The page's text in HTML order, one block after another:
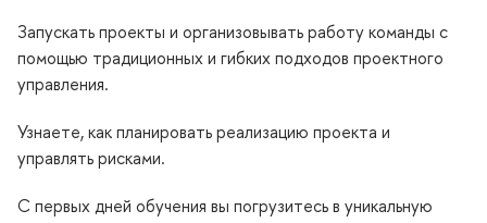
Запускать проекты и организовывать работу команды с
помощью традиционных и гибких подходов проектного
управления.
Узнаете, как планировать реализацию проекта и
управлять рисками.
С первых дней обучения вы погрузитесь в уникальную